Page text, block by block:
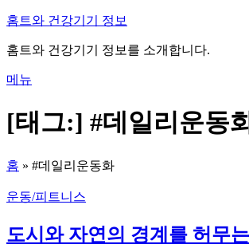
내
으
바
기
홈트와 건강기기 정보
홈트와 건강기기 정보를 소개합니다.
메뉴
[태그:] #데일리운동
홈 » #데일리운동화
운동/피트니스
도시와 자연의 경계를 허무